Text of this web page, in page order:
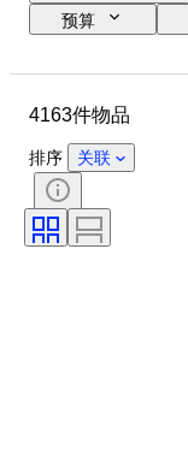
预算
状态
款式
颜色
原创作品／复制品
生长风格
4163件物品
排序 关联